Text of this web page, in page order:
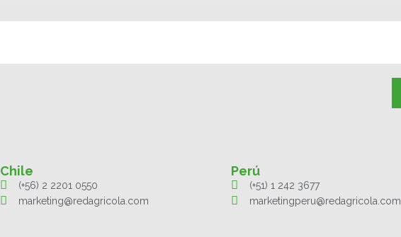
Chile
(+56) 2 2201 0550
marketing@redagricola.com
Perú
(+51) 1 242 3677
marketingperu@redagricola.com